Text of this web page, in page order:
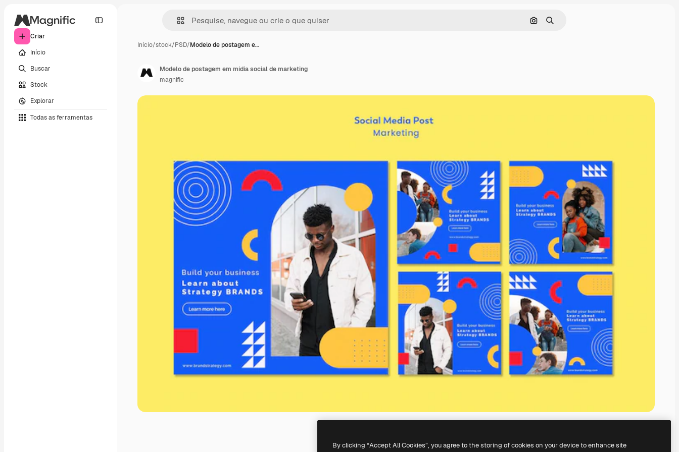
Criar
Início
Buscar
Stock
Explorar
Todas as ferramentas
Pesquisar por imagem
Buscar
Início/stock/PSD/Modelo de postagem e…
Modelo de postagem em mídia social de marketing
magnific
By clicking “Accept All Cookies”, you agree to the storing of cookies on your device to enhance site